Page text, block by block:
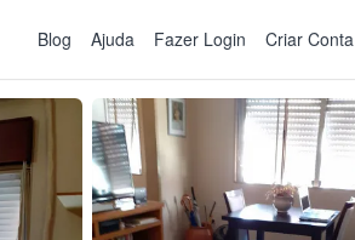
Blog Ajuda Fazer Login Criar Conta